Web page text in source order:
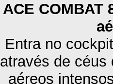
ACE COMBAT
Entra no
através de céus
aéreos